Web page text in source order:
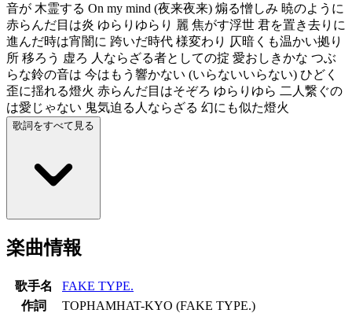
音が 木霊する On my mind (夜来夜来) 煽る憎しみ 暁のように
赤らんだ目は炎 ゆらりゆらり 麗 焦がす浮世 君を置き去りに
進んだ時は宵闇に 跨いだ時代 様変わり 仄暗くも温かい拠り
所 移ろう 虚ろ 人ならざる者としての掟 愛おしきかな つぶ
らな鈴の音は 今はもう響かない (いらないいらない) ひどく
歪に揺れる燈火 赤らんだ目はそぞろ ゆらりゆら 二人繋ぐの
は愛じゃない 鬼気迫る人ならざる 幻にも似た燈火
歌詞をすべて見る
楽曲情報
歌手名
FAKE TYPE.
作詞
TOPHAMHAT-KYO (FAKE TYPE.)